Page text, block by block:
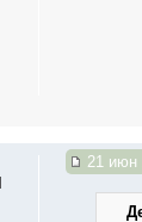
21 июн